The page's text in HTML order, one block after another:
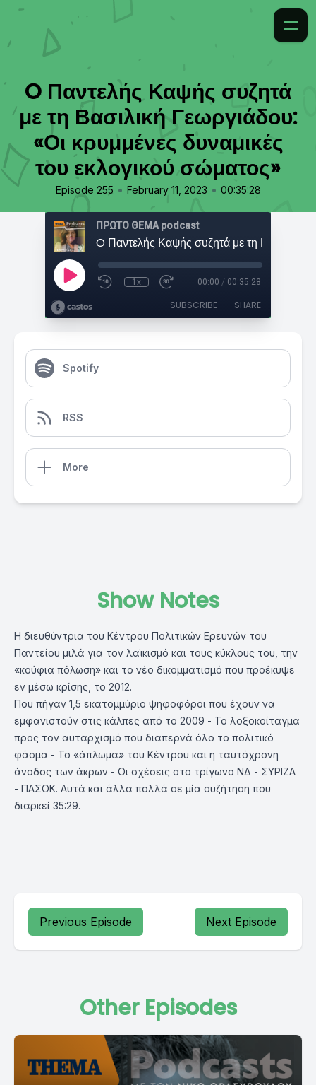
O Παντελής Καψής συζητά
με τη Βασιλική Γεωργιάδου:
«Οι κρυμμένες δυναμικές
του εκλογικού σώματος»
Episode 255 • February 11, 2023 • 00:35:28
ΠΡΩΤΟ ΘΕΜΑ podcast
1x 00:00 / 00:35:28
SUBSCRIBE SHARE
Spotify
RSS
More
Show Notes
Η διευθύντρια του Κέντρου Πολιτικών Ερευνών του
Παντείου μιλά για τον λαϊκισμό και τους κύκλους του, την
«κούφια πόλωση» και το νέο δικομματισμό που προέκυψε
εν μέσω κρίσης, το 2012.
Που πήγαν 1,5 εκατομμύριο ψηφοφόροι που έχουν να
εμφανιστούν στις κάλπες από το 2009 - Το λοξοκοίταγμα
προς τον αυταρχισμό που διαπερνά όλο το πολιτικό
φάσμα - Το «άπλωμα» του Κέντρου και η ταυτόχρονη
άνοδος των άκρων - Οι σχέσεις στο τρίγωνο ΝΔ - ΣΥΡΙΖΑ
- ΠΑΣΟΚ. Αυτά και άλλα πολλά σε μία συζήτηση που
διαρκεί 35:29.
Previous Episode Next Episode
Other Episodes